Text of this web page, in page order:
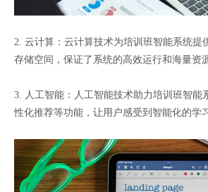
2. 云计算：云计算技术为培训班智能系统提
存储空间，保证了系统的高效运行和海量资
3. 人工智能：人工智能技术助力培训班智能
性化推荐等功能，让用户感受到智能化的学